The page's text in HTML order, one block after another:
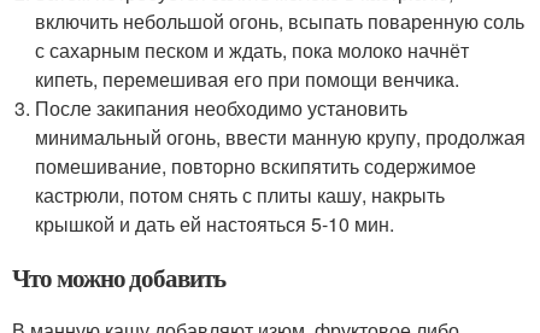
включить небольшой огонь, всыпать поваренную соль
с сахарным песком и ждать, пока молоко начнёт
кипеть, перемешивая его при помощи венчика.
После закипания необходимо установить
минимальный огонь, ввести манную крупу, продолжая
помешивание, повторно вскипятить содержимое
кастрюли, потом снять с плиты кашу, накрыть
крышкой и дать ей настояться 5-10 мин.
Что можно добавить